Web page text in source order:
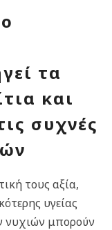
τα
και
συχνές
τους αξία,
υγείας
νυχιών μπορούν